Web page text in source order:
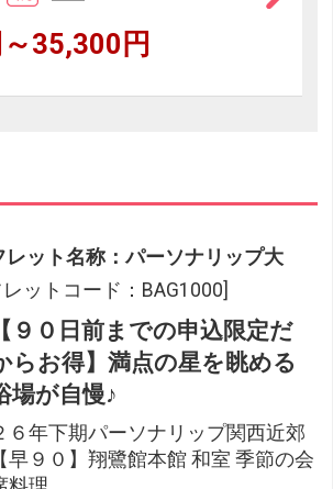
35,300円
レット名称：パーソナリップ大
レットコード：BAG1000]
【９０日前までの申込限定だ
らお得】満点の星を眺める
場が自慢♪
６年下期パーソナリップ関西近郊
【早９０】翔鷺館本館 和室 季節の会